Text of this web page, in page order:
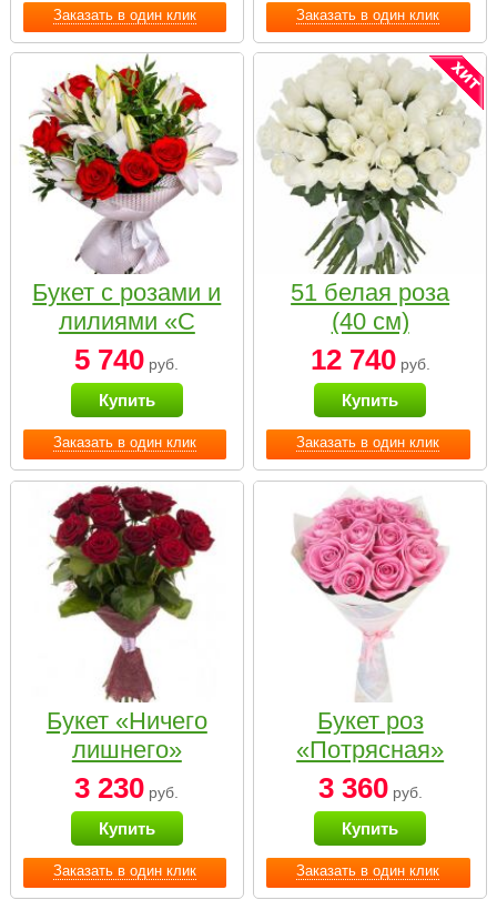
Заказать в один клик Заказать в один клик
Заказать в один клик
Букет с розами и
лилиями «С
наилучшими
пожеланиями»
5 740 руб.
Купить
Заказать в один клик
51 белая роза
(40 см)
12 740руб.
Купить
Заказать в один клик
Букет «Ничего
лишнего»
3 230 руб.
Купить
Заказать в один клик
Букет роз
«Потрясная»
3 360руб.
Купить